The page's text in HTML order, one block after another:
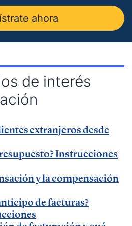
tu empresa de
.
en eventos
en Accountex
ahora
de interés
extranjeros desde
Instrucciones
y la compensación
de facturas?